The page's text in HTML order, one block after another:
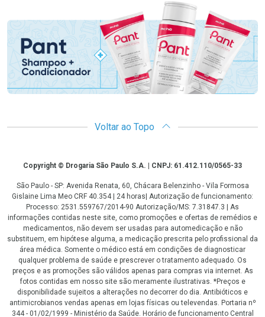
Promoção em Destaque
Voltar ao Topo
CopyrightCopyright © Drogaria São Paulo S.A. | CNPJ: 61.412.110/0565-33
São Paulo - SP: Avenida Renata, 60, Chácara Belenzinho - Vila Formosa
Gislaine Lima Meo CRF 40.354 | 24 horas| Autorização de funcionamento:
Processo: 2531.559767/2014-90 Autorização/MS: 7.31847.3 | As
informações contidas neste site, como promoções e ofertas de remédios e
medicamentos, não devem ser usadas para automedicação e não
substituem, em hipótese alguma, a medicação prescrita pelo profissional da
área médica. Somente o médico está em condições de diagnosticar
qualquer problema de saúde e prescrever o tratamento adequado. Os
preços e as promoções são válidos apenas para compras via internet. As
fotos contidas em nosso site são meramente ilustrativas. *Preços e
disponibilidade sujeitos a alterações no decorrer do dia. Antibióticos e
antimicrobianos vendas apenas em lojas físicas ou televendas. Portaria nº
344 - 01/02/1999 - Ministério da Saúde. Horário de funcionamento Central